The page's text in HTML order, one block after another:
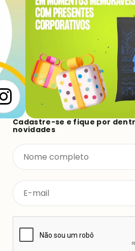
Cadastre-se e fique por
novidades